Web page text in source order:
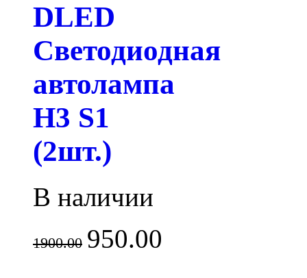
DLED
Светодиодная
автолампа
H3 S1
(2шт.)
В наличии
1900.00 950.00